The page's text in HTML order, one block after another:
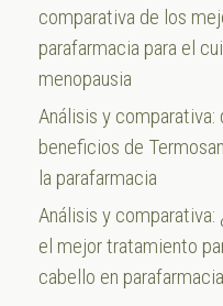
comparativa de los
parafarmacia para el
menopausia
Análisis y comparativa:
beneficios de
la parafarmacia
Análisis y
el mejor tratamiento
cabello en